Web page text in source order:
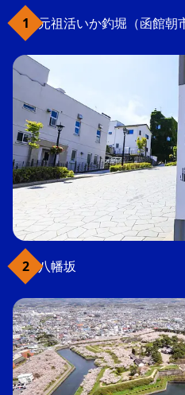
元祖活いか釣堀（函館朝
八幡坂